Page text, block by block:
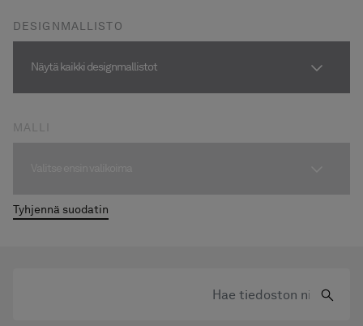
Graniittikeramiikka
DESIGNMALLISTO
Näytä kaikki designmallistot
MALLI
Tyhjennä suodatin